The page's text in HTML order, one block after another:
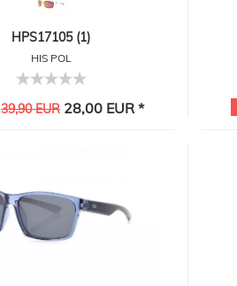
HPS17105 (1)
HIS POL
39,90 EUR28,00 EUR *